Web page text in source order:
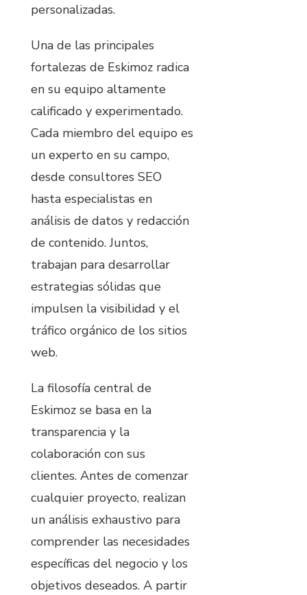
personalizadas.
Una de las principales
fortalezas de Eskimoz radica
en su equipo altamente
calificado y experimentado.
Cada miembro del equipo es
un experto en su campo,
desde consultores SEO
hasta especialistas en
análisis de datos y redacción
de contenido. Juntos,
trabajan para desarrollar
estrategias sólidas que
impulsen la visibilidad y el
tráfico orgánico de los sitios
web.
La filosofía central de
Eskimoz se basa en la
transparencia y la
colaboración con sus
clientes. Antes de comenzar
cualquier proyecto, realizan
un análisis exhaustivo para
comprender las necesidades
específicas del negocio y los
objetivos deseados. A partir